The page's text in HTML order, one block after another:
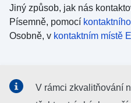
Jiný způsob, jak nás
Písemně, pomocí
Osobně, v kontaktním místě
V rámci zkvalitňování